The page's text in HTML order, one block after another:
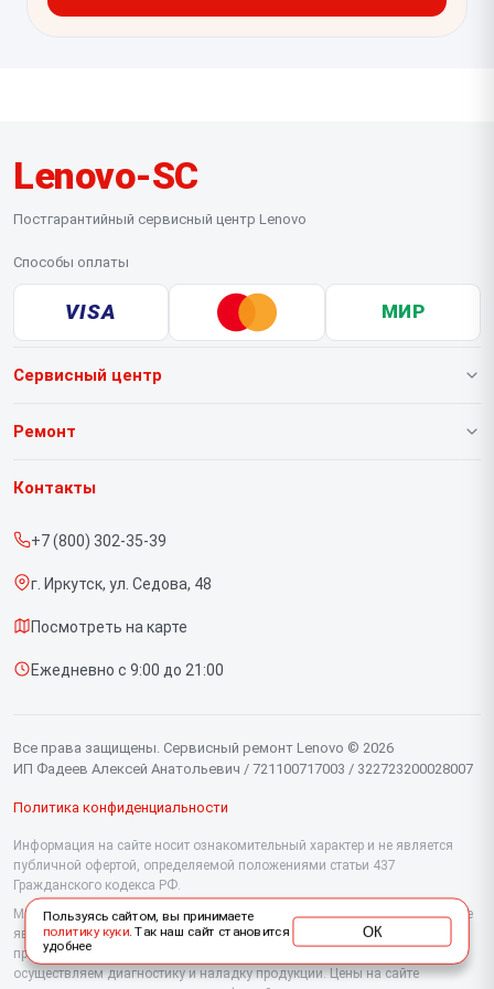
Lenovo-SC
Постгарантийный сервисный центр Lenovo
Способы оплаты
VISA МИР
Сервисный центр
О нашем сервисе
Срочный ремонт
Доставка и способы оплаты
Диагностика
Контакты
Ремонт
Ноутбуков
Контакты
+7 (800) 302-35-39
г. Иркутск, ул. Седова, 48
Посмотреть на карте
Ежедневно с 9:00 до 21:00
Все права защищены. Сервисный ремонт Lenovo © 2026
ИП Фадеев Алексей Анатольевич / 721100717003 / 322723200028007
Политика конфиденциальности
Информация на сайте носит ознакомительный характер и не является
публичной офертой, определяемой положениями статьи 437
Гражданского кодекса РФ.
Мы специализируемся на обслуживании и ремонте техники Lenovo, но не
являемся их официальным представителем. Предоставляем
профессиональные услуги после истечения гарантии, а также
осуществляем диагностику и наладку продукции. Цены на сайте
Пользуясь сайтом, вы принимаете
политику куки. Так наш сайт становится
удобнее
ОК